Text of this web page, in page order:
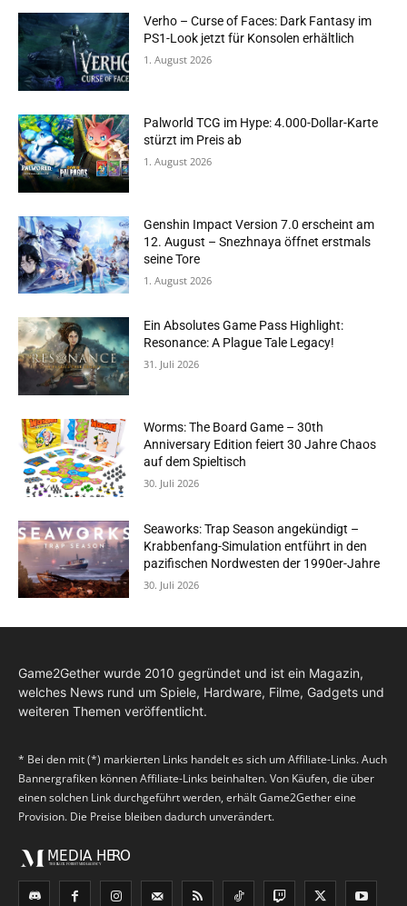
Verho – Curse of Faces: Dark Fantasy im
PS1-Look jetzt für Konsolen erhältlich
1. August 2026
Palworld TCG im Hype: 4.000-Dollar-Karte
stürzt im Preis ab
1. August 2026
Genshin Impact Version 7.0 erscheint am
12. August – Snezhnaya öffnet erstmals
seine Tore
1. August 2026
Ein Absolutes Game Pass Highlight:
Resonance: A Plague Tale Legacy!
31. Juli 2026
Worms: The Board Game – 30th
Anniversary Edition feiert 30 Jahre Chaos
auf dem Spieltisch
30. Juli 2026
Seaworks: Trap Season angekündigt –
Krabbenfang-Simulation entführt in den
pazifischen Nordwesten der 1990er-Jahre
30. Juli 2026
Game2Gether wurde 2010 gegründet und ist ein Magazin,
welches News rund um Spiele, Hardware, Filme, Gadgets und
weiteren Themen veröffentlicht.
* Bei den mit (*) markierten Links handelt es sich um Affiliate-Links. Auch
Bannergrafiken können Affiliate-Links beinhalten. Von Käufen, die über
einen solchen Link durchgeführt werden, erhält Game2Gether eine
Provision. Die Preise bleiben dadurch unverändert.